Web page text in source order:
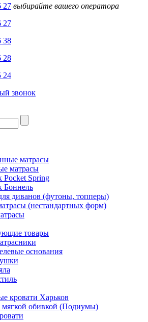
27 выбирайте вашего оператора
27
38
28
24
звонок
матрасы
матрасы
Pocket Spring
Боннель
диванов (футоны, топперы)
(нестандартных форм)
товары
основания
кровати Харьков
мягкой обивкой (Подиумы)